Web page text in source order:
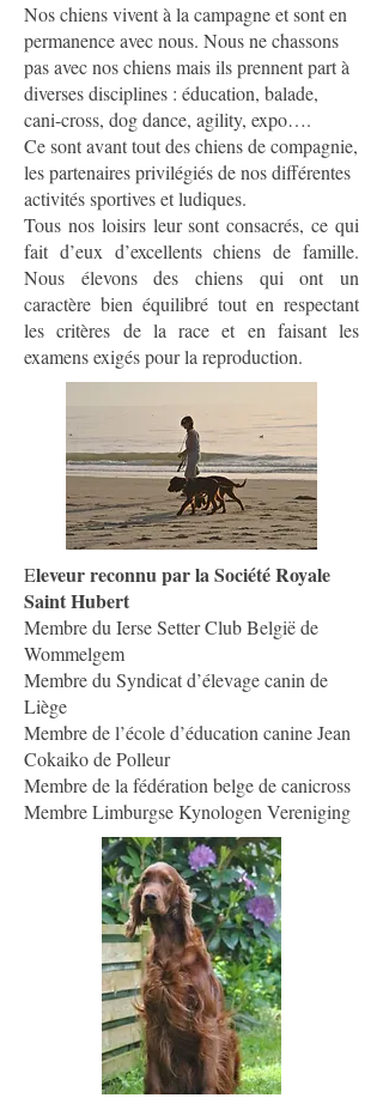
Nos chiens vivent à la campagne et sont en
permanence avec nous. Nous ne chassons
pas avec nos chiens mais ils prennent part à
diverses disciplines : éducation, balade,
cani-cross, dog dance, agility, expo….
Ce sont avant tout des chiens de compagnie,
les partenaires privilégiés de nos différentes
activités sportives et ludiques.
Tous nos loisirs leur sont consacrés, ce qui
fait d’eux d’excellents chiens de famille.
Nous élevons des chiens qui ont un
caractère bien équilibré tout en respectant
les critères de la race et en faisant les
examens exigés pour la reproduction.
Eleveur reconnu par la Société Royale
Saint Hubert
Membre du Ierse Setter Club België de
Wommelgem
Membre du Syndicat d’élevage canin de
Liège
Membre de l’école d’éducation canine Jean
Cokaiko de Polleur
Membre de la fédération belge de canicross
Membre Limburgse Kynologen Vereniging